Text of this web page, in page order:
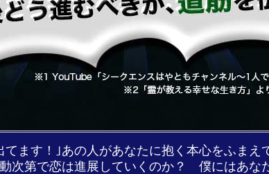
てます！｣あの人があなたに抱く本心をふまえ
次第で恋は進展していくのか？ 僕にはあな